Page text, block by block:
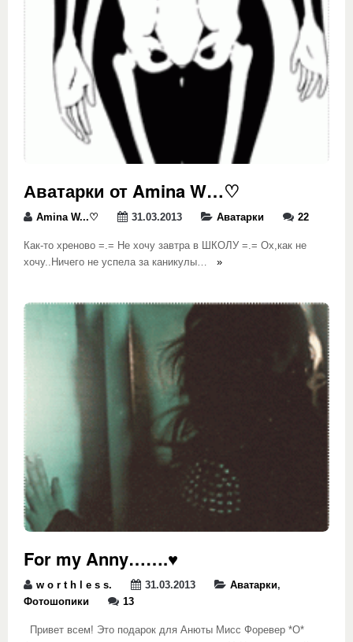
Аватарки от Amina W…♡
Amina W...♡ 31.03.2013 Аватарки 22
Как-то хреново =.= Не хочу завтра в ШКОЛУ =.= Ох,как не
хочу..Ничего не успела за каникулы… »
For my Anny…….♥
w o r t h l e s s. 31.03.2013 Аватарки,
Фотошопики
13
Привет всем! Это подарок для Анюты Мисс Форевер *О*